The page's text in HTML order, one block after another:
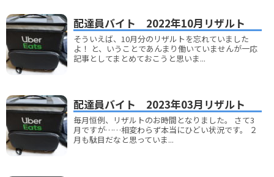
配達員バイト 2022年10月リザルト
そういえば、10月分のリザルトを忘れていました
よ！ と、いうことであんまり働いていませんが一応
記事としてまとめておこうと思いま...
配達員バイト 2023年03月リザルト
毎月恒例、リザルトのお時間となりました。 さて3
月ですが……相変わらず本当にひどい状況です。 ２
月も駄目だなと思っていま...